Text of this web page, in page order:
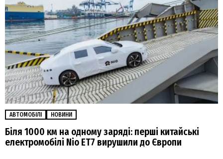
АВТОМОБІЛІ НОВИНИ
Біля 1000 км на одному заряді: перші китайські
електромобілі Nio ET7 вирушили до Європи